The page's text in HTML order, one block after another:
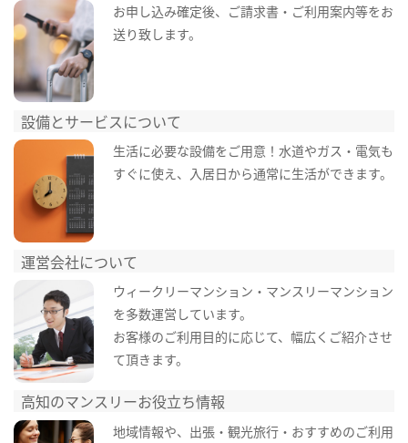
お申し込み確定後、ご請求書・ご利用案内等をお
送り致します。
設備とサービスについて
生活に必要な設備をご用意！水道やガス・電気も
すぐに使え、入居日から通常に生活ができます。
運営会社について
ウィークリーマンション・マンスリーマンション
を多数運営しています。
お客様のご利用目的に応じて、幅広くご紹介させ
て頂きます。
高知のマンスリーお役立ち情報
地域情報や、出張・観光旅行・おすすめのご利用